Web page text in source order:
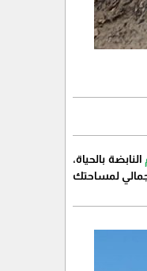
النابضة بالحياة،
لمساحتك